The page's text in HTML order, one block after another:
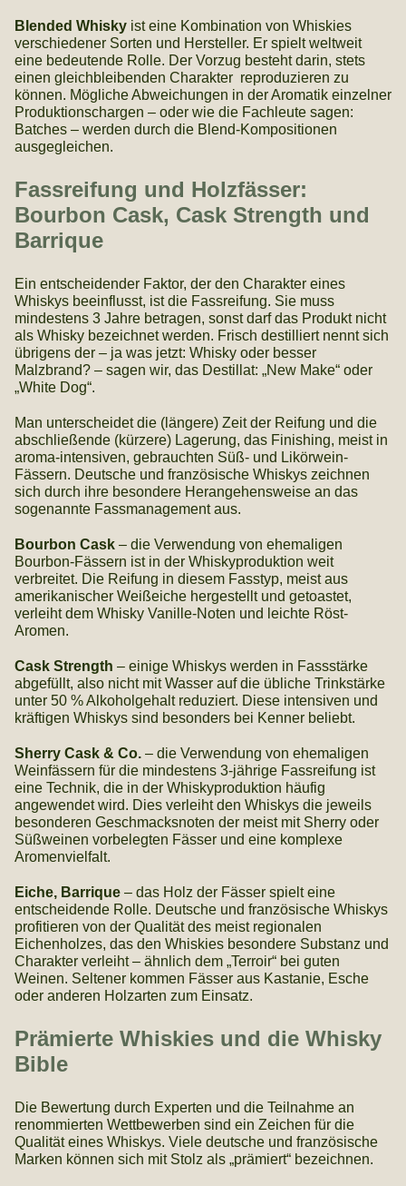
Blended Whiskyist eine Kombination von Whiskies
verschiedener Sorten und Hersteller. Er spielt weltweit
eine bedeutende Rolle. Der Vorzug besteht darin, stets
einen gleichbleibenden Charakter reproduzieren zu
können. Mögliche Abweichungen in der Aromatik einzelner
Produktionschargen – oder wie die Fachleute sagen:
Batches – werden durch die Blend-Kompositionen
ausgegleichen.
Fassreifung und Holzfässer:
Bourbon Cask, Cask Strength und
Barrique
Ein entscheidender Faktor, der den Charakter eines
Whiskys beeinflusst, ist die Fassreifung. Sie muss
mindestens 3 Jahre betragen, sonst darf das Produkt nicht
als Whisky bezeichnet werden. Frisch destilliert nennt sich
übrigens der – ja was jetzt: Whisky oder besser
Malzbrand? – sagen wir, das Destillat: „New Make“ oder
„White Dog“.
Man unterscheidet die (längere) Zeit der Reifung und die
abschließende (kürzere) Lagerung, das Finishing, meist in
aroma-intensiven, gebrauchten Süß- und Likörwein-
Fässern. Deutsche und französische Whiskys zeichnen
sich durch ihre besondere Herangehensweise an das
sogenannte Fassmanagement aus.
Bourbon Cask– die Verwendung von ehemaligen
Bourbon-Fässern ist in der Whiskyproduktion weit
verbreitet. Die Reifung in diesem Fasstyp, meist aus
amerikanischer Weißeiche hergestellt und getoastet,
verleiht dem Whisky Vanille-Noten und leichte Röst-
Aromen.
Cask Strength – einige Whiskys werden in Fassstärke
abgefüllt, also nicht mit Wasser auf die übliche Trinkstärke
unter 50 % Alkoholgehalt reduziert. Diese intensiven und
kräftigen Whiskys sind besonders bei Kenner beliebt.
Sherry Cask & Co.– die Verwendung von ehemaligen
Weinfässern für die mindestens 3-jährige Fassreifung ist
eine Technik, die in der Whiskyproduktion häufig
angewendet wird. Dies verleiht den Whiskys die jeweils
besonderen Geschmacksnoten der meist mit Sherry oder
Süßweinen vorbelegten Fässer und eine komplexe
Aromenvielfalt.
Eiche, Barrique– das Holz der Fässer spielt eine
entscheidende Rolle. Deutsche und französische Whiskys
profitieren von der Qualität des meist regionalen
Eichenholzes, das den Whiskies besondere Substanz und
Charakter verleiht – ähnlich dem „Terroir“ bei guten
Weinen. Seltener kommen Fässer aus Kastanie, Esche
oder anderen Holzarten zum Einsatz.
Prämierte Whiskies und die Whisky
Bible
Die Bewertung durch Experten und die Teilnahme an
renommierten Wettbewerben sind ein Zeichen für die
Qualität eines Whiskys. Viele deutsche und französische
Marken können sich mit Stolz als „prämiert“ bezeichnen.